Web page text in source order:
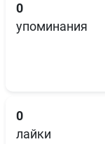
0
упоминания
0
лайки